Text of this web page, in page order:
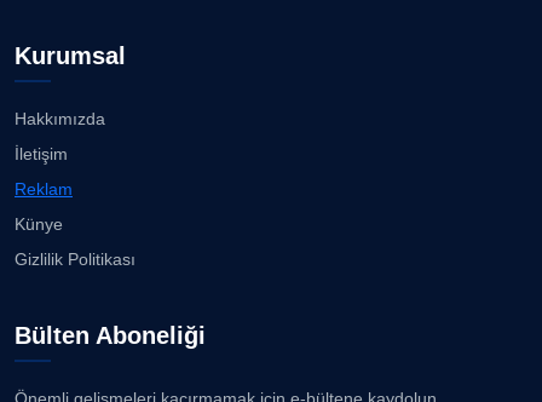
Kurumsal
Hakkımızda
İletişim
Reklam
Künye
Gizlilik Politikası
Bülten Aboneliği